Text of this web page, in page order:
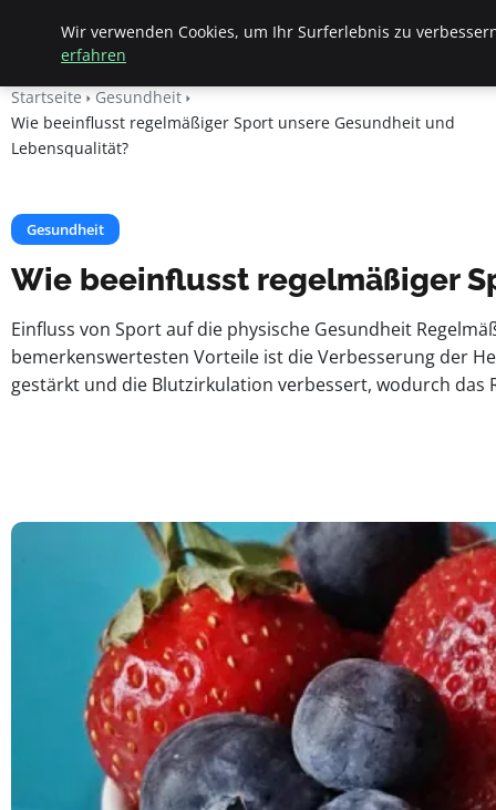
Apemania Shop
Startseite
Gesundheit
Wie beeinflusst regelmäßiger Sport unsere Gesundheit und
Lebensqualität?
Gesundheit
Wie beeinflusst regelmäßiger
Einfluss von Sport auf die physische Gesundheit
bemerkenswertesten Vorteile ist die Verbesserung der
gestärkt und die Blutzirkulation verbessert, wodurch
Wir verwenden Cookies, um Ihr Surferlebnis zu
erfahren